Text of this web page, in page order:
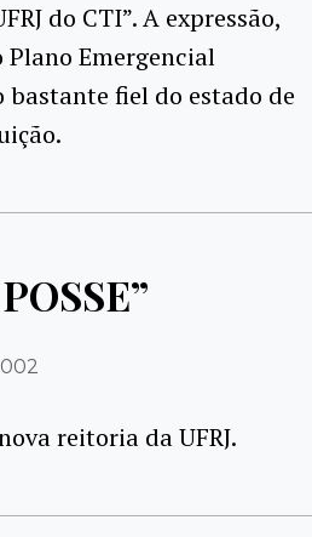
do CTI”. A expressão,
Emergencial
fiel do estado de
reitoria da UFRJ.